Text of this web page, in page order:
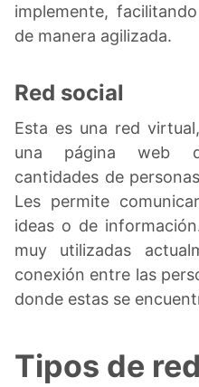
implemente,
de manera agilizada.
Red social
Esta es una red
una página web
cantidades de
Les permite
ideas o de
muy utilizadas
conexión entre las
donde estas se
Tipos de